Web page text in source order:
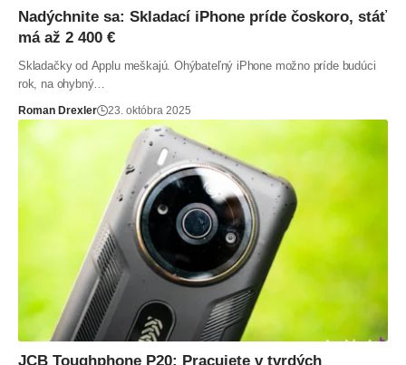
Nadýchnite sa: Skladací iPhone príde čoskoro, stáť
má až 2 400 €
Skladačky od Applu meškajú. Ohýbateľný iPhone možno príde budúci
rok, na ohybný…
Roman Drexler 23. októbra 2025
JCB Toughphone P20: Pracujete v tvrdých